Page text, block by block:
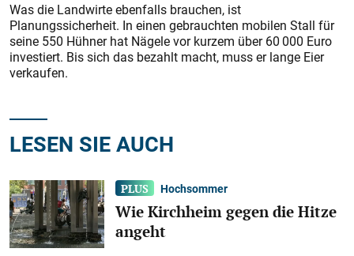
Was die Landwirte ebenfalls brauchen, ist
Planungssicherheit. In einen gebrauchten mobilen Stall für
seine 550 Hühner hat Nägele vor kurzem über 60 000 Euro
investiert. Bis sich das bezahlt macht, muss er lange Eier
verkaufen.
LESEN SIE AUCH
Hochsommer
Wie Kirchheim gegen die Hitze
angeht